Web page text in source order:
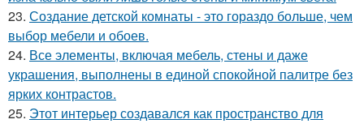
23. Создание детской комнаты - это гораздо больше, чем
выбор мебели и обоев.
24. Все элементы, включая мебель, стены и даже
украшения, выполнены в единой спокойной палитре без
ярких контрастов.
25. Этот интерьер создавался как пространство для